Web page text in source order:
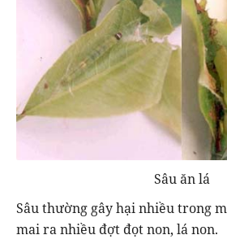
Sâu ăn lá
Sâu thường gây hại nhiều trong
mai ra nhiều đợt đọt non, lá non.